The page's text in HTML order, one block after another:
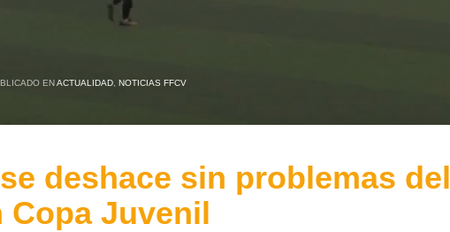
ENACTUALIDAD, NOTICIAS FFCV
deshace sin problemas del
Copa Juvenil